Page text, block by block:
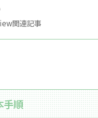
関連記事
手順